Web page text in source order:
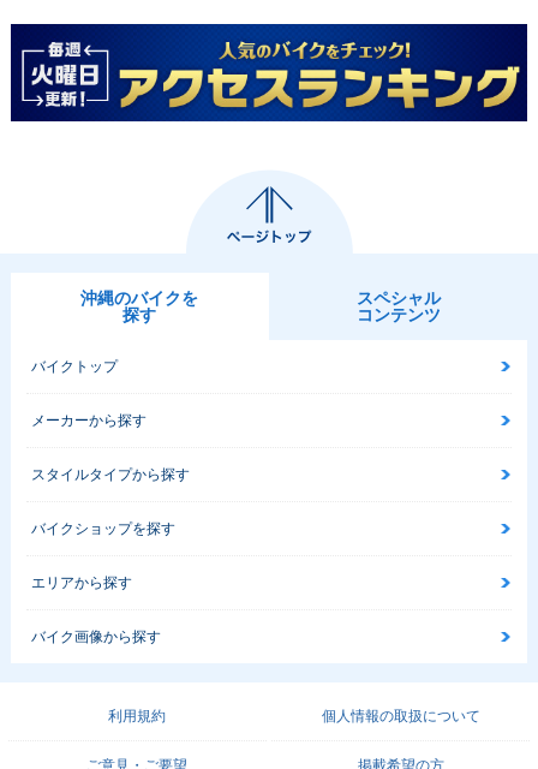
沖縄のバイクを
探す
スペシャル
コンテンツ
バイクトップ
メーカーから探す
スタイルタイプから探す
バイクショップを探す
エリアから探す
バイク画像から探す
利用規約 個人情報の取扱について
ご意見・ご要望 掲載希望の方